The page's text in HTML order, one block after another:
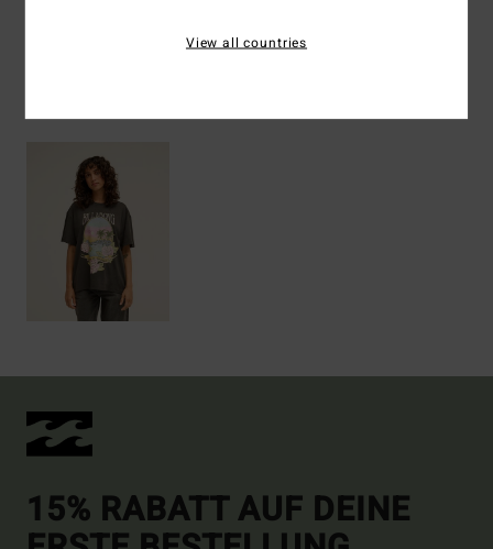
15% RABATT AUF DEINE
View all countries